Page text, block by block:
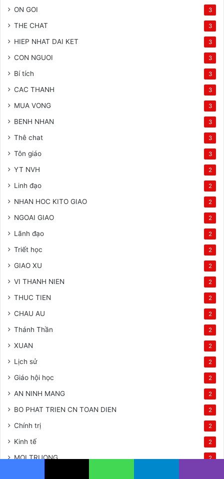
ON GOI 3
THE CHAT 3
HIEP NHAT DAI KET 3
CON NGUOI 3
Bí tích 3
CAC THANH 3
MUA VONG 3
BENH NHAN 3
Thê chat 3
Tôn giáo 3
YT NVH 2
Linh đạo 2
NHAN HOC KITO GIAO 2
NGOAI GIAO 2
Lãnh đạo 2
Triết học 2
GIAO XU 2
VI THANH NIEN 2
THUC TIEN 2
CHAU AU 2
Thánh Thần 2
XUAN 2
Lịch sử 2
Giáo hội học 2
AN NINH MANG 2
BO PHAT TRIEN CN TOAN DIEN 2
Chính trị 2
Kinh tế 2
MOI TRUONG 2